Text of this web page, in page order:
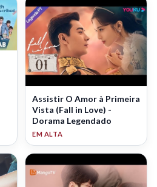
Assistir O Amor à Primeira
Vista (Fall in Love) -
Dorama Legendado